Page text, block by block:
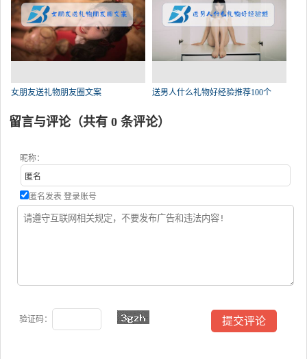
女朋友送礼物朋友圈文案 送男人什么礼物好经验推荐100个
留言与评论（共有 0 条评论）
昵称：
匿名发表 登录账号
验证码：